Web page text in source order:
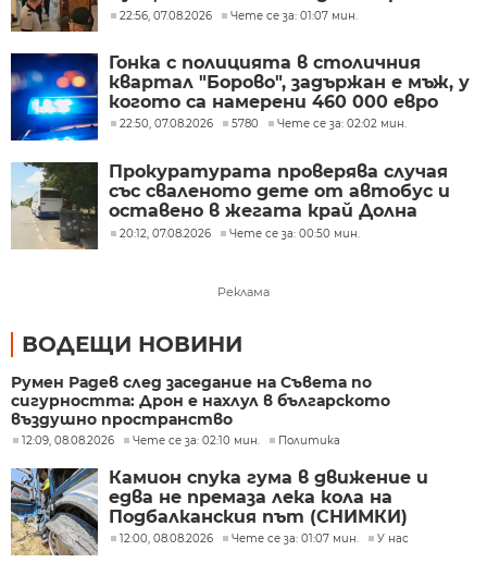
на задържаните
22:56, 07.08.2026 Чете се за: 01:07 мин.
Гонка с полицията в столичния
квартал "Борово", задържан е мъж, у
когото са намерени 460 000 евро
22:50, 07.08.2026 5780 Чете се за: 02:02 мин.
Прокуратурата проверява случая
със сваленото дете от автобус и
оставено в жегата край Долна
Митрополия
20:12, 07.08.2026 Чете се за: 00:50 мин.
Реклама
ВОДЕЩИ НОВИНИ
Румен Радев след заседание на Съвета по
сигурността: Дрон е нахлул в българското
въздушно пространство
12:09, 08.08.2026 Чете се за: 02:10 мин. Политика
Камион спука гума в движение и
едва не премаза лека кола на
Подбалканския път (СНИМКИ)
12:00, 08.08.2026 Чете се за: 01:07 мин. У нас